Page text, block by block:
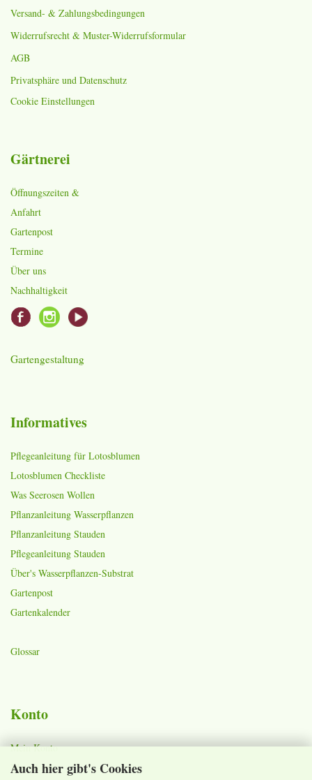
Auch hier gibt's Cookies
Versand- & Zahlungsbedingungen
Widerrufsrecht & Muster-Widerrufsformular
AGB
Privatsphäre und Datenschutz
Cookie Einstellungen
Gärtnerei
Öffnungszeiten &
Anfahrt
Gartenpost
Termine
Über uns
Nachhaltigkeit
Gartengestaltung
Informatives
Pflegeanleitung für Lotosblumen
Lotosblumen Checkliste
Was Seerosen Wollen
Pflanzanleitung Wasserpflanzen
Pflanzanleitung Stauden
Pflegeanleitung Stauden
Über's Wasserpflanzen-Substrat
Gartenpost
Gartenkalender
Glossar
Konto
Mein Konto
Warenkorb